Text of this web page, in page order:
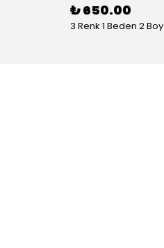
₺ 650.00
3 Renk 1 Beden 2 Boy